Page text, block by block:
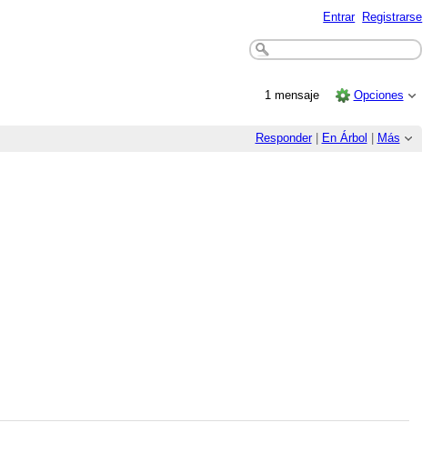
Entrar Registrarse
1 mensaje Opciones
Responder| En Árbol Más